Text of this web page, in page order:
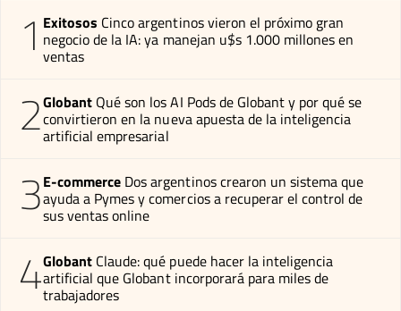
1 Exitosos Cinco argentinos vieron el próximo gran
negocio de la IA: ya manejan u$s 1.000 millones en
ventas
2Globant Qué son los AI Pods de Globant y por qué se
convirtieron en la nueva apuesta de la inteligencia
artificial empresarial
3E-commerce Dos argentinos crearon un sistema que
ayuda a Pymes y comercios a recuperar el control de
sus ventas online
4Globant Claude: qué puede hacer la inteligencia
artificial que Globant incorporará para miles de
trabajadores